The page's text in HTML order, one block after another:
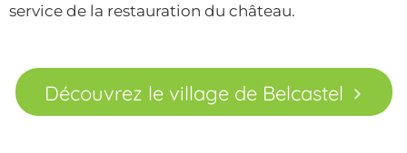
service de la restauration du château.
Découvrez le village de Belcastel